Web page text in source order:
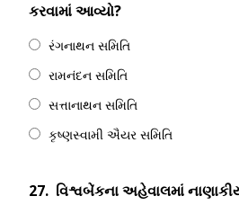
કરવામાં આવ્યો?
રંગનાથન સમિતિ
રામનંદન સમિતિ
સત્તાનાથન સમિતિ
કૃષ્ણસ્વામી ઐયર સમિતિ
27. વિશ્વબેંકના અહેવાલમાં